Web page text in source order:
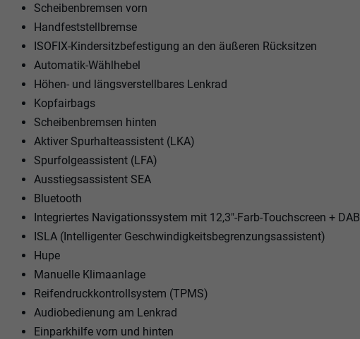
Scheibenbremsen vorn
Handfeststellbremse
ISOFIX-Kindersitzbefestigung an den äußeren Rücksitzen
Automatik-Wählhebel
Höhen- und längsverstellbares Lenkrad
Kopfairbags
Scheibenbremsen hinten
Aktiver Spurhalteassistent (LKA)
Spurfolgeassistent (LFA)
Ausstiegsassistent SEA
Bluetooth
Integriertes Navigationssystem mit 12,3"-Farb-Touchscreen + DAB
ISLA (Intelligenter Geschwindigkeitsbegrenzungsassistent)
Hupe
Manuelle Klimaanlage
Reifendruckkontrollsystem (TPMS)
Audiobedienung am Lenkrad
Einparkhilfe vorn und hinten